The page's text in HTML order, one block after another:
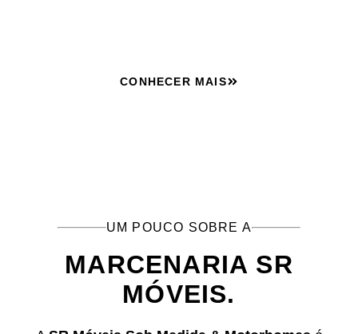
CONHECER MAIS
UM POUCO SOBRE A
MARCENARIA SR
MÓVEIS.